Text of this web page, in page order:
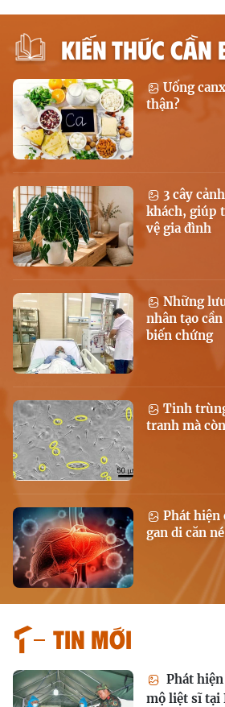
KIẾN THỨC CẦN
Uống
thận?
3 cây
khách, giúp
vệ gia đình
Những
nhân tạo
biến chứng
Tinh
tranh mà
Phát hiện
gan di căn
Tin mới
Phát
mộ liệt sĩ tại